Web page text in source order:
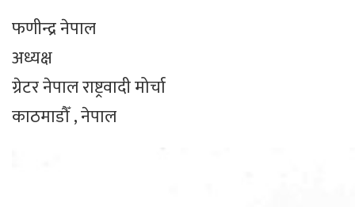
फणीन्द्र नेपाल
अध्यक्ष
ग्रेटर नेपाल राष्ट्रवादी मोर्चा
काठमाडौँ , नेपाल